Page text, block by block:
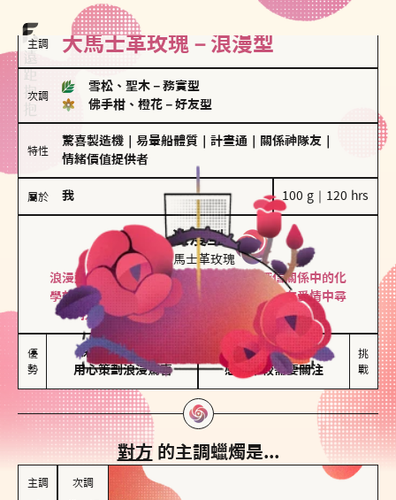
主調 大馬士革玫瑰－浪漫型
次調
雪松、聖木 － 務實型
佛手柑、橙花 － 好友型
特性
驚喜製造機 易暈船體質 計畫通 關係神隊友
情緒價值提供者
屬於 我 100 g｜120 hrs
浪漫型
大馬士革玫瑰
浪漫型的人以激情與性吸引力為基礎，深信關係中的化
學效應，認為每次相遇都是命中註定。傾向在愛情中尋
找火花，經常表達對另一半的愛意和讚美。
優
勢
保持戀愛新鮮感
用心策劃浪漫驚喜
情緒起伏較大
感情中較需要關注
挑
戰
對方的主調蠟燭是...
主調 次調